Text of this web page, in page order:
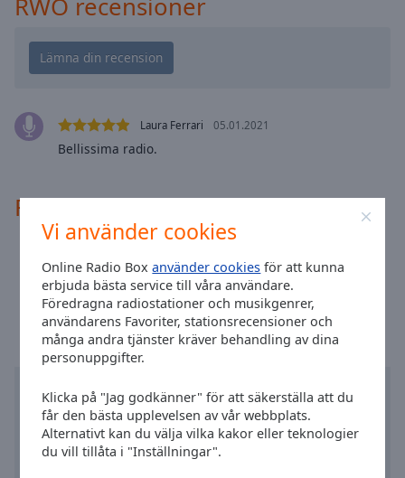
Vi använder cookies
Online Radio Boxanvänder cookies för att kunna
erbjuda bästa service till våra användare.
Föredragna radiostationer och musikgenrer,
användarens Favoriter, stationsrecensioner och
många andra tjänster kräver behandling av dina
personuppgifter.
Klicka på "Jag godkänner" för att säkerställa att du
får den bästa upplevelsen av vår webbplats.
Alternativt kan du välja vilka kakor eller teknologier
du vill tillåta i "Inställningar".
close
Text
Color
Opacity
Background
Opacity
Caption
Background
Laura Ferrari 05.01.2021
Bellissima radio.
Radiokontakter
Tid i Rom: 06:41,08.07.2026